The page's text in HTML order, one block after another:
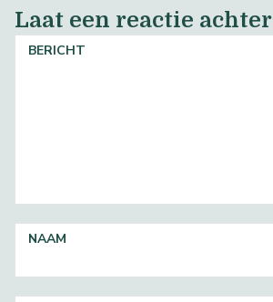
Laat een reactie achter
BERICHT
NAAM